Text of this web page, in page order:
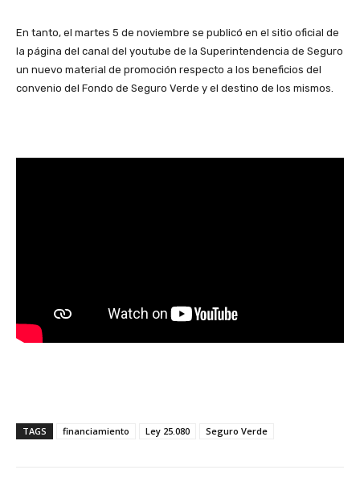
En tanto, el martes 5 de noviembre se publicó en el sitio oficial de
la página del canal del youtube de la Superintendencia de Seguro
un nuevo material de promoción respecto a los beneficios del
convenio del Fondo de Seguro Verde y el destino de los mismos.
TAGS financiamiento Ley 25.080 Seguro Verde